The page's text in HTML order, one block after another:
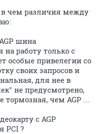
чем различия между
шина
работу только с
особые привелегии со
своих запросов и
для нее в
не предусмотрено,
тормозная, чем AGP ...
с AGP
PCI ?